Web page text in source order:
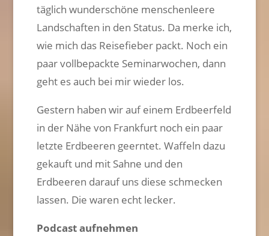
täglich wunderschöne menschenleere
Landschaften in den Status. Da merke ich,
wie mich das Reisefieber packt. Noch ein
paar vollbepackte Seminarwochen, dann
geht es auch bei mir wieder los.
Gestern haben wir auf einem Erdbeerfeld
in der Nähe von Frankfurt noch ein paar
letzte Erdbeeren geerntet. Waffeln dazu
gekauft und mit Sahne und den
Erdbeeren darauf uns diese schmecken
lassen. Die waren echt lecker.
Podcast aufnehmen